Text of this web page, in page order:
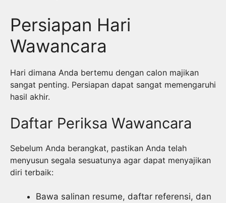
Persiapan Hari
Wawancara
Hari dimana Anda bertemu dengan calon majikan
sangat penting. Persiapan dapat sangat memengaruhi
hasil akhir.
Daftar Periksa Wawancara
Sebelum Anda berangkat, pastikan Anda telah
menyusun segala sesuatunya agar dapat menyajikan
diri terbaik:
Bawa salinan resume, daftar referensi, dan